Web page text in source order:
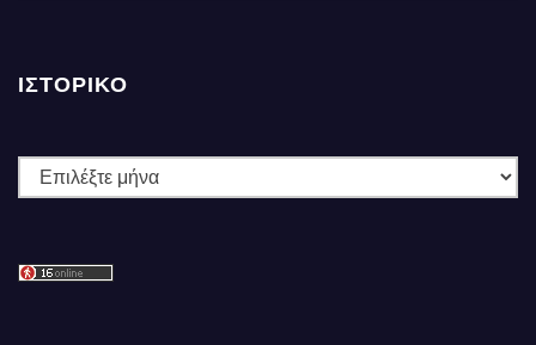
ΙΣΤΟΡΙΚΌ
Ιστορικό